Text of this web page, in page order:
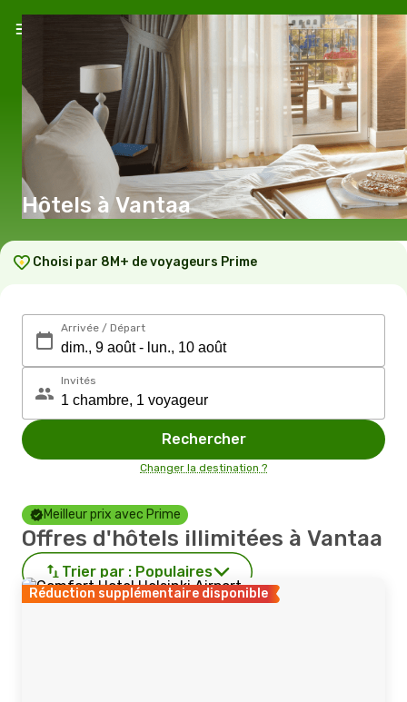
Hôtels à Vantaa
Choisi par 8M+ de voyageurs Prime
Arrivée / Départ
Invités
Rechercher
Changer la destination ?
Meilleur prix avec Prime
Offres d'hôtels illimitées à Vantaa
Trier par : Populaires
Réduction supplémentaire disponible